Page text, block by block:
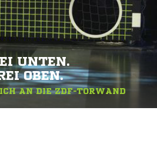
UNTEN.
OBEN.
AN DIE ZDF-TORWAND